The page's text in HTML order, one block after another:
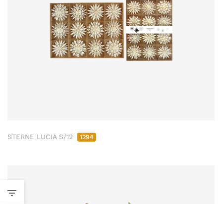
STERNE LUCIA S/12 1294